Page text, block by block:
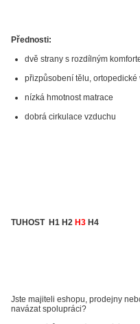
Přednosti:
dvě strany s rozdílným
přizpůsobení tělu, ortopedické
nízká hmotnost matrace
dobrá cirkulace vzduchu
TUHOST H1 H2 H3 H4
Jste majiteli eshopu, prodejny
navázat spolupráci?